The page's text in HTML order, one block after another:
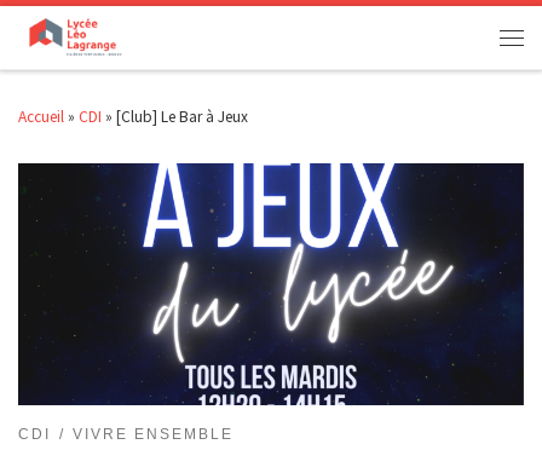
Passer au contenu
Accueil » CDI » [Club] Le Bar à Jeux
CDI VIVRE ENSEMBLE